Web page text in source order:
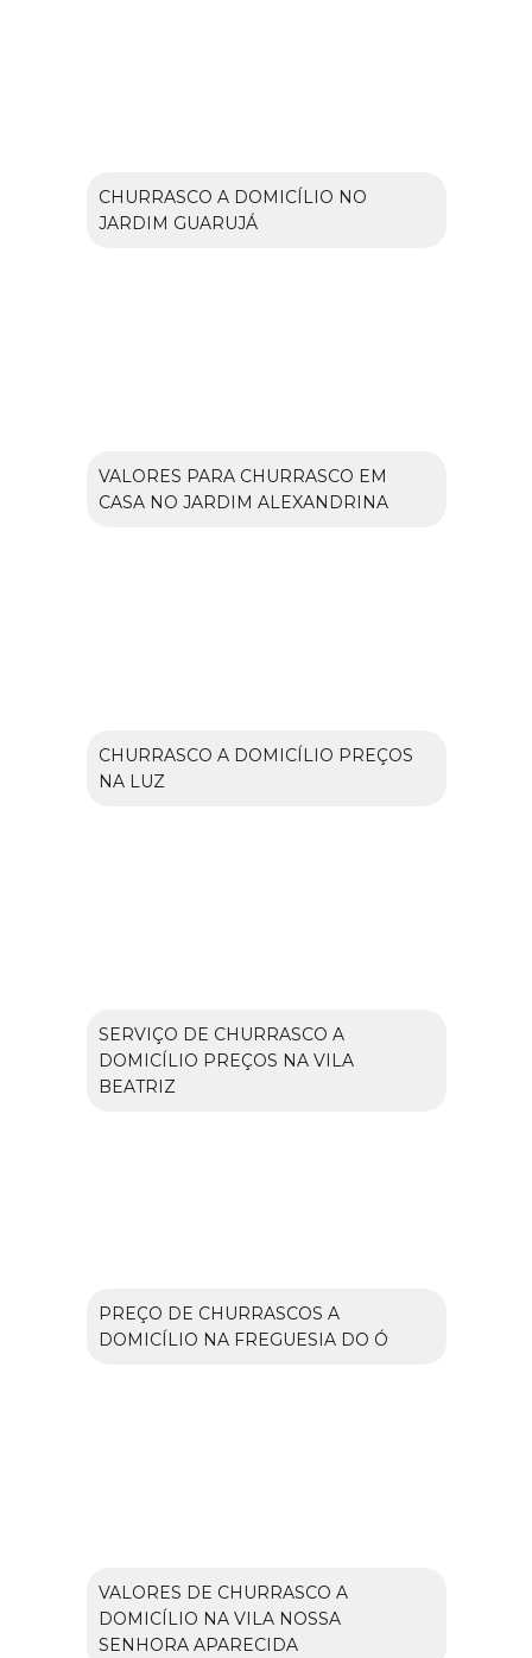
CHURRASCO A DOMICÍLIO NO
JARDIM GUARUJÁ
VALORES PARA CHURRASCO EM
CASA NO JARDIM ALEXANDRINA
CHURRASCO A DOMICÍLIO PREÇOS
NA LUZ
SERVIÇO DE CHURRASCO A
DOMICÍLIO PREÇOS NA VILA
BEATRIZ
PREÇO DE CHURRASCOS A
DOMICÍLIO NA FREGUESIA DO Ó
VALORES DE CHURRASCO A
DOMICÍLIO NA VILA NOSSA
SENHORA APARECIDA